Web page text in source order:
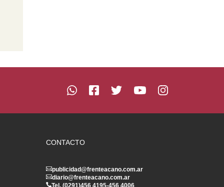
CONTACTO
publicidad@frenteacano.com.ar
diario@frenteacano.com.ar
Tel. (0291)456 4195-456 4006